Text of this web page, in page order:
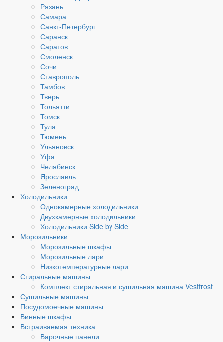
Рязань
Самара
Санкт-Петербург
Саранск
Саратов
Смоленск
Сочи
Ставрополь
Тамбов
Тверь
Тольятти
Томск
Тула
Тюмень
Ульяновск
Уфа
Челябинск
Ярославль
Зеленоград
Холодильники
Однокамерные холодильники
Двухкамерные холодильники
Холодильники Side by Side
Морозильники
Морозильные шкафы
Морозильные лари
Низкотемпературные лари
Стиральные машины
Комплект стиральная и сушильная машина Vestfrost
Сушильные машины
Посудомоечные машины
Винные шкафы
Встраиваемая техника
Варочные панели